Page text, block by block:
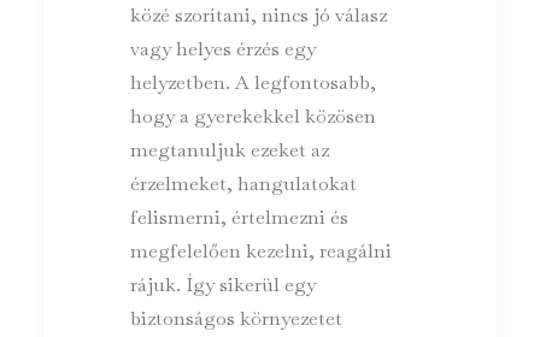
közé szorítani, nincs jó válasz
vagy helyes érzés egy
helyzetben. A legfontosabb,
hogy a gyerekekkel közösen
megtanuljuk ezeket az
érzelmeket, hangulatokat
felismerni, értelmezni és
megfelelően kezelni, reagálni
rájuk. Így sikerül egy
biztonságos környezetet